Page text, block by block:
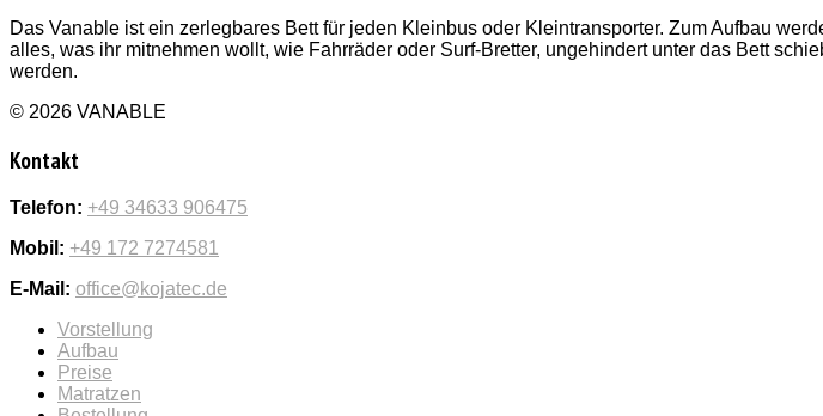
Das Vanable ist ein zerlegbares Bett für jeden Kleinbus oder Kleintransporter. Zum Aufbau
alles, was ihr mitnehmen wollt, wie Fahrräder oder Surf-Bretter, ungehindert unter das Bett
werden.
© 2026 VANABLE
Kontakt
Telefon: +49 34633 906475
Mobil: +49 172 7274581
E-Mail: office@kojatec.de
Vorstellung
Aufbau
Preise
Matratzen